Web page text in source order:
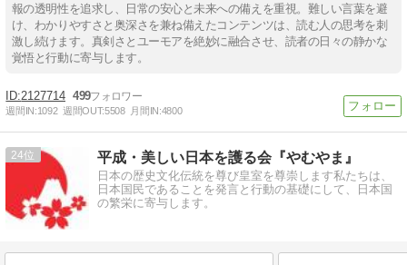
報の透明性を追求し、日常の安心と未来への備えを重視。難しい言葉を避
け、わかりやすさと奥深さを兼ね備えたコンテンツは、読む人の思考を刺
激し続けます。真剣さとユーモアを絶妙に融合させ、読者の日々の静かな
覚悟と行動に寄与します。
2127714 499
週間IN:1092 週間OUT:5508 月間IN:4800
24 平成・美しい日本を護る会『やむやま』
日本の歴史文化伝統を尊び皇室を尊崇します私たちは、
日本国民であることを発言と行動の基礎にして、日本国
の繁栄に寄与します。